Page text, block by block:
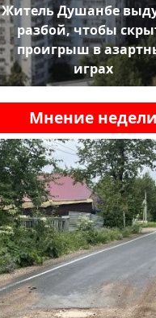
Житель Душанбе
разбой, чтобы
проигрыш в
играх
Мнение недели